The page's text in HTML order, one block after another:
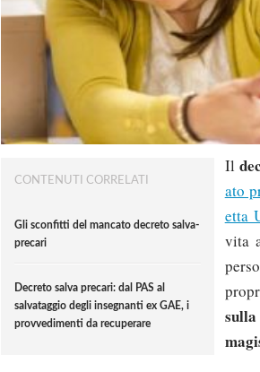
CONTENUTI CORRELATI
Gli sconfitti del mancato decreto salva-
precari
Decreto salva precari: dal PAS al
salvataggio degli insegnanti ex GAE, i
provvedimenti da recuperare
Il
ato
etta
vita